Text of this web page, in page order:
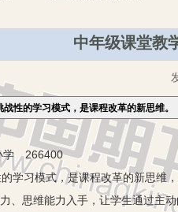
中年级课堂教
性的学习模式，是课程改革的新思维。
学 266400
学习模式，是课程改革的新思维
、思维能力入手，让学生通过主